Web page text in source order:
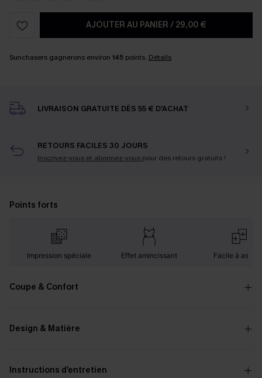
AJOUTER AU PANIER / 29,00 €
Sunchasers gagnerons environ 145 points. Détails
LIVRAISON GRATUITE DÈS 55 € D'ACHAT
RETOURS FACILES 30 JOURS
Inscrivez-vous et abonnez-vous pour des retours gratuits !
Points forts
Impression spéciale Effet amincissant Facile à
Coupe & Confort
Design & Matière
Instructions d’entretien